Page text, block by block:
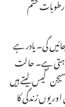
ختم
گی۔ یادر ہے
ہے۔ حالت
گیس لیتے ہیں
یوں زندگی کا